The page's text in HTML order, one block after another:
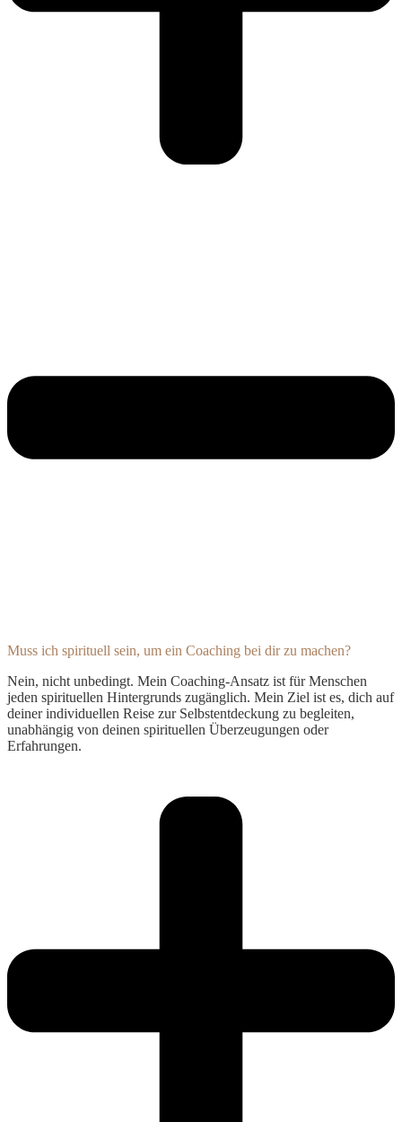
Muss ich spirituell sein, um ein Coaching bei dir zu machen?
Nein, nicht unbedingt. Mein Coaching-Ansatz ist für Menschen
jeden spirituellen Hintergrunds zugänglich. Mein Ziel ist es, dich auf
deiner individuellen Reise zur Selbstentdeckung zu begleiten,
unabhängig von deinen spirituellen Überzeugungen oder
Erfahrungen.